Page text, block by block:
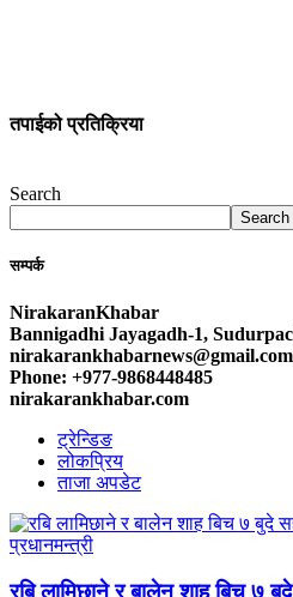
तपाईको प्रतिक्रिया
Search
Search
सम्पर्क
NirakaranKhabar
Bannigadhi Jayagadh-1,
nirakarankhabarnews@gmail.com
Phone: +977-9868448485
nirakarankhabar.com
ट्रेन्डिङ
लोकप्रिय
ताजा अपडेट
रबि लामिछाने र बालेन शाह बिच ७